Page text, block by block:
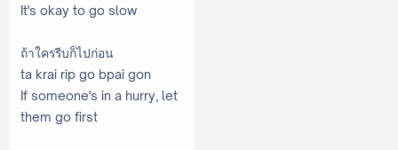
It's okay to go slow
ถ้าใครรีบก็ไปก่อน
ta krai rip go bpai gon
If someone's in a hurry, let
them go first